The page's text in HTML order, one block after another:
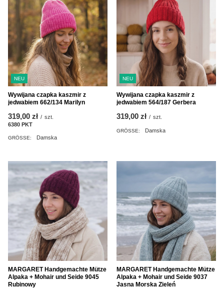
NEU
Wywijana czapka kaszmir z
jedwabiem 662/134 Marilyn
319,00 zł / szt.
6380 PKT
GRÖSSE: Damska
NEU
Wywijana czapka kaszmir z
jedwabiem 564/187 Gerbera
319,00 zł / szt.
GRÖSSE: Damska
MARGARET Handgemachte Mütze
Alpaka + Mohair und Seide 9045
Rubinowy
MARGARET Handgemachte Mütze
Alpaka + Mohair und Seide 9037
Jasna Morska Zieleń